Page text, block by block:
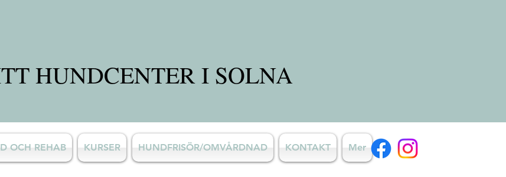
HUNDCENTER I SOLNA
OCH REHAB KURSER HUNDFRISÖR/OMVÅRDNAD KONTAKT Mer